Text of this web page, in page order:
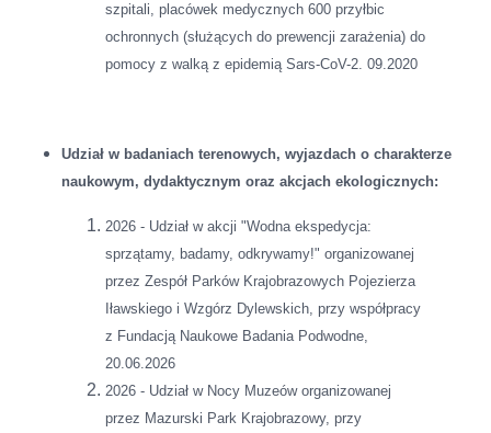
szpitali, placówek medycznych 600 przyłbic
ochronnych (służących do prewencji zarażenia) do
pomocy z walką z epidemią Sars-CoV-2. 09.2020
Udział w badaniach terenowych, wyjazdach o charakterze
naukowym, dydaktycznym oraz akcjach ekologicznych:
2026 - Udział w akcji "Wodna ekspedycja:
sprzątamy, badamy, odkrywamy!" organizowanej
przez Zespół Parków Krajobrazowych Pojezierza
Iławskiego i Wzgórz Dylewskich, przy współpracy
z Fundacją Naukowe Badania Podwodne,
20.06.2026
2026 - Udział w Nocy Muzeów organizowanej
przez Mazurski Park Krajobrazowy, przy